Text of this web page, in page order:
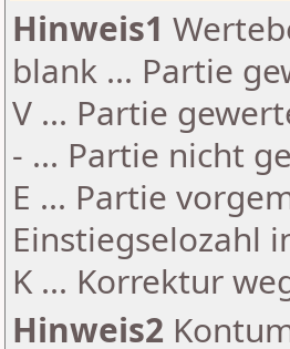
Hinweis1
blank ... Partie
V ... Partie
- ... Partie nicht
E ... Partie
Einstiegselozahl
K ... Korrektur
Hinweis2